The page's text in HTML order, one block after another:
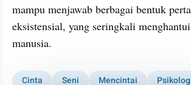
mampu menjawab berbagai bentuk
eksistensial, yang seringkali
manusia.
Cinta Seni Mencintai